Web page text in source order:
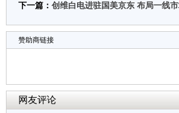
下一篇： 创维白电进驻国美京东 布局一线
赞助商链接
网友评论